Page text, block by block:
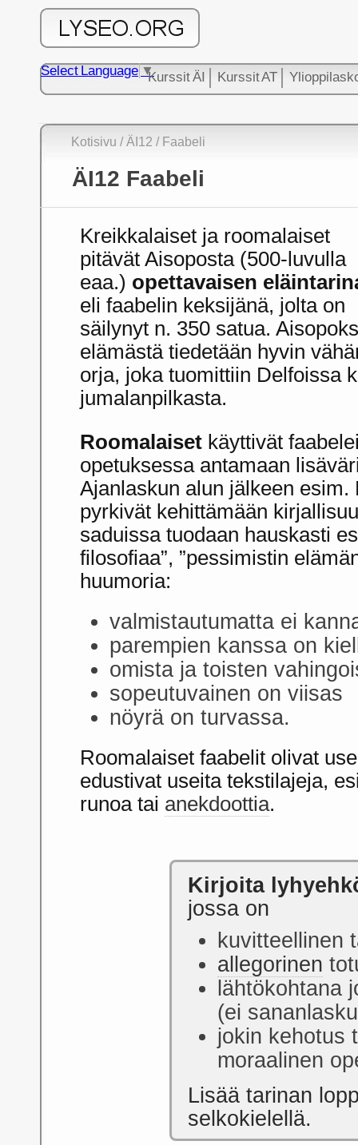
Kurssit ÄI Kurssit AT
Select Language ▼
Kotisivu / ÄI12 / Faabeli
ÄI12 Faabeli
Kreikkalaiset ja roomalaiset
pitävät Aisoposta (500-luvulla
eaa.) opettavaisen
eli faabelin keksijänä, jolta on
säilynyt n. 350 satua.
elämästä tiedetään hyvin
orja, joka tuomittiin Delfoissa
jumalanpilkasta.
Roomalaiset käyttivät
opetuksessa antamaan
Ajanlaskun alun jälkeen esim.
pyrkivät kehittämään
saduissa tuodaan hauskasti
filosofiaa”, ”pessimistin
huumoria:
valmistautumatta ei
parempien kanssa on
omista ja toisten
sopeutuvainen on viisas
nöyrä on turvassa.
Roomalaiset faabelit olivat
edustivat useita tekstilajeja,
runoa tai anekdoottia.
Kirjoita
jossa on
kuvitteellinen
allegorinen
lähtökohtana
(ei
jokin kehotus
moraalinen
Lisää tarinan
selkokielellä.